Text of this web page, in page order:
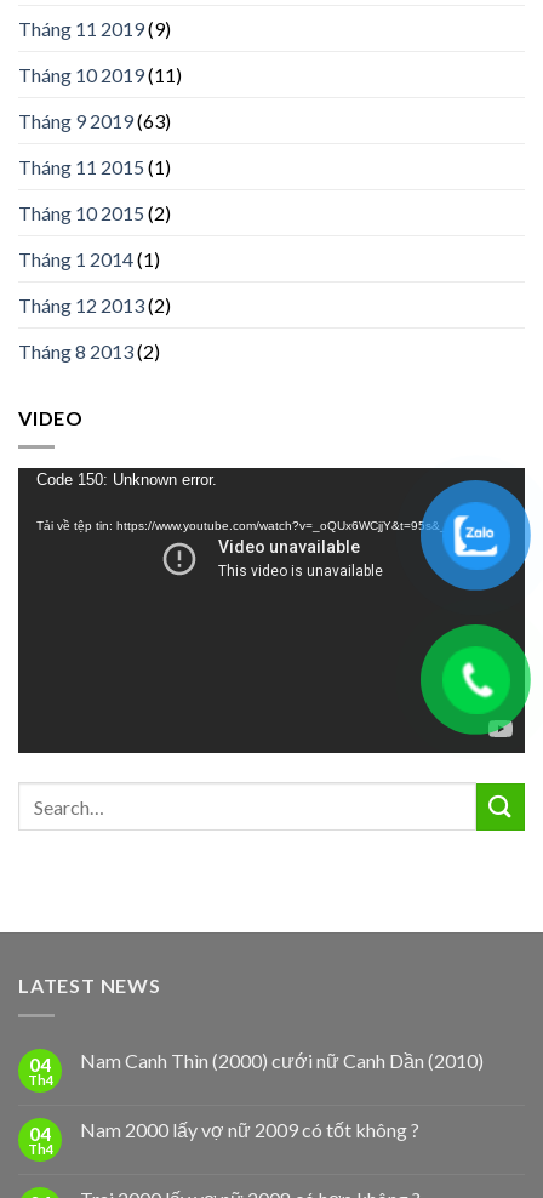
Tháng 11 2019(9)
Tháng 10 2019(11)
Tháng 9 2019(63)
Tháng 11 2015 (1)
Tháng 10 2015 (2)
Tháng 1 2014(1)
Tháng 12 2013(2)
Tháng 8 2013(2)
VIDEO
Trình
Code 150: Unknown error.
Tải về tệp tin: https://www.youtube.com/watch?v=_oQUx6WCjjY&t=95s&_=1
LATEST NEWS
04
Th4
Nam Canh Thìn (2000) cưới nữ Canh Dần (2010)
04
Th4
Nam 2000 lấy vợ nữ 2009 có tốt không ?